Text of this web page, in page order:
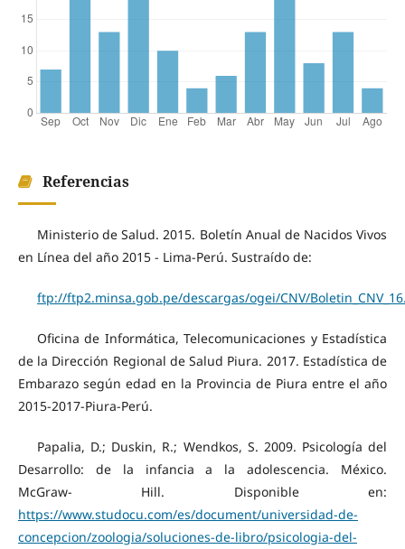
Referencias
Ministerio de Salud. 2015. Boletín Anual de Nacidos Vivos
en Línea del año 2015 - Lima-Perú. Sustraído de:
ftp://ftp2.minsa.gob.pe/descargas/ogei/CNV/
Oficina de Informática, Telecomunicaciones y Estadística
de la Dirección Regional de Salud Piura. 2017. Estadística de
Embarazo según edad en la Provincia de Piura entre el año
2015-2017-Piura-Perú.
Papalia, D.; Duskin, R.; Wendkos, S. 2009. Psicología del
Desarrollo: de la infancia a la adolescencia. México.
McGraw- Hill. Disponible en:
https://www.studocu.com/es/document/universidad-de-
concepcion/zoologia/soluciones-de-libro/psicologia-del-